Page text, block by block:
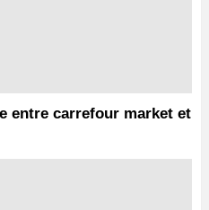
entre carrefour market et